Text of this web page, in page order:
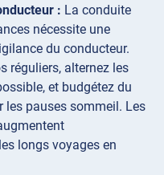
: La conduite
nécessite une
du conducteur.
réguliers, alternez les
et budgétez du
les pauses sommeil. Les
longs voyages en